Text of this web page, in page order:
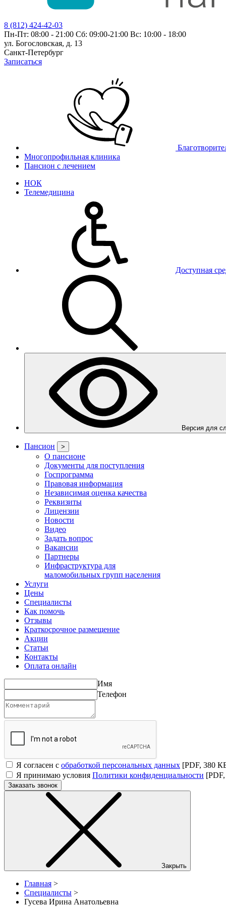
8 (812) 424-42-03
Пн-Пт: 08:00 - 21:00 Сб: 09:00-21:00 Вс: 10:00 - 18:00
ул. Богословская, д. 13
Санкт-Петербург
Записаться
Многопрофильная клиника
Пансион с лечением
НОК
Телемедицина
Доступная
Пансион >
О пансионе
Документы для поступления
Госпрограмма
Правовая информация
Независимая оценка качества
Реквизиты
Лицензии
Новости
Видео
Задать вопрос
Вакансии
Партнеры
Инфраструктура для
маломобильных групп населения
Услуги
Цены
Специалисты
Как помочь
Отзывы
Краткосрочное размещение
Акции
Статьи
Контакты
Оплата онлайн
Имя
Телефон
Я согласен с обработкой персональных данных [PDF, 380
Я принимаю условия Политики конфиденциальности
Заказать звонок
Закрыть
Главная >
Специалисты >
Гусева Ирина Анатольевна